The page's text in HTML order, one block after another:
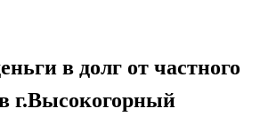
в долг от частного
г.Высокогорный